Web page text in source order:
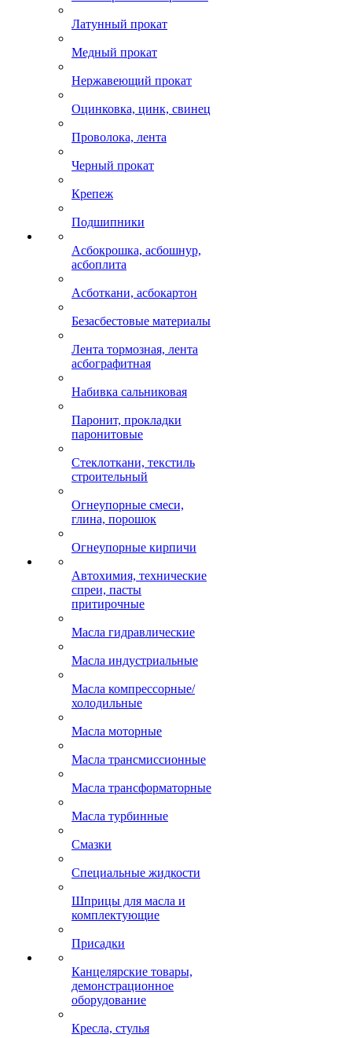
Латунный прокат
Медный прокат
Нержавеющий прокат
Оцинковка, цинк, свинец
Проволока, лента
Черный прокат
Крепеж
Подшипники
Асбокрошка, асбошнур,
асбоплита
Асботкани, асбокартон
Безасбестовые материалы
Лента тормозная, лента
асбографитная
Набивка сальниковая
Паронит, прокладки
паронитовые
Стеклоткани, текстиль
строительный
Огнеупорные смеси,
глина, порошок
Огнеупорные кирпичи
Автохимия, технические
спреи, пасты
притирочные
Масла гидравлические
Масла индустриальные
Масла компрессорные/
холодильные
Масла моторные
Масла трансмиссионные
Масла трансформаторные
Масла турбинные
Смазки
Специальные жидкости
Шприцы для масла и
комплектующие
Присадки
Канцелярские товары,
демонстрационное
оборудование
Кресла, стулья